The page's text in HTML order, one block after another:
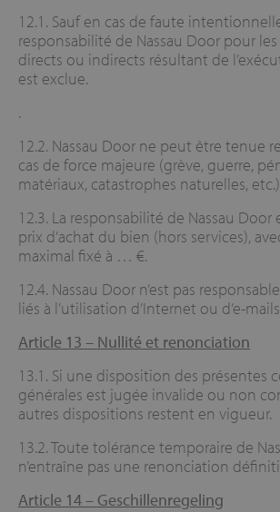
12.1. Sauf en cas de faute
responsabilité de Nassau Door pour
directs ou indirects résultant de
est exclue.
.
12.2. Nassau Door ne peut être tenue
cas de force majeure (grève, guerre,
matériaux, catastrophes naturelles,
12.3. La responsabilité de Nassau Door
prix d’achat du bien (hors services),
maximal fixé à … €.
12.4. Nassau Door n’est pas
liés à l’utilisation d’Internet ou d’e-
Article 13 – Nullité et renonciation
13.1. Si une disposition des présentes
générales est jugée invalide ou non
autres dispositions restent en vigueur.
13.2. Toute tolérance temporaire de
n’entraîne pas une renonciation
Article 14 – Geschillenregeling